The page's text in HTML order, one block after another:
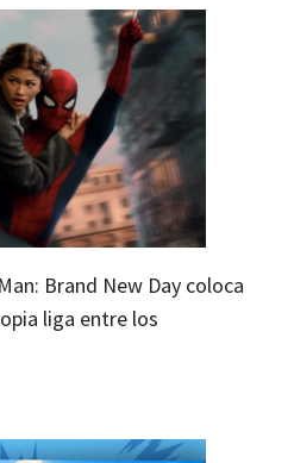
Brand New Day coloca
liga entre los